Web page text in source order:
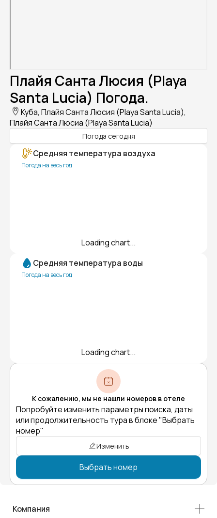
Плайя Санта Люсия (Playa
Santa Lucia) Погода.
Куба, Плайя Санта Люсия (Playa Santa Lucia),
Плайя Санта Люсиа (Playa Santa Lucia)
Погода сегодня
Средняя температура воздуха
Погода на весь год
Loading chart...
Средняя температура воды
Погода на весь год
Loading chart...
К сожалению, мы не нашли номеров в отеле
Попробуйте изменить параметры поиска, даты
или продолжительность тура в блоке "Выбрать
номер"
Изменить
Выбрать номер
Компания